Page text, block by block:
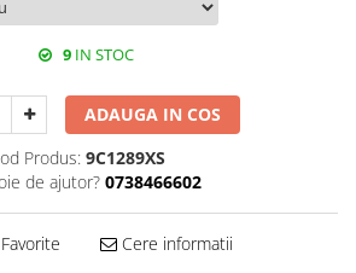
9 IN STOC
ADAUGA IN COS
Produs: 9C1289XS
de ajutor? 0738466602
Cere informatii